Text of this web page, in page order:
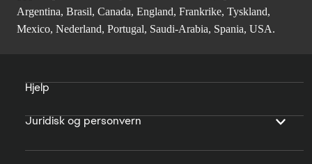
Argentina, Brasil, Canada, England, Frankrike, Tyskland,
Mexico, Nederland, Portugal, Saudi-Arabia, Spania, USA.
Hjelp
Juridisk og personvern